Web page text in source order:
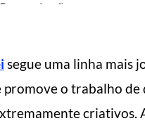
segue uma linha mais
promove o trabalho de
criativos.